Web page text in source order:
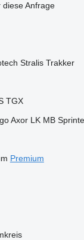
diese Anfrage
Stralis Trakker
TGX
Axor LK MB
Premium